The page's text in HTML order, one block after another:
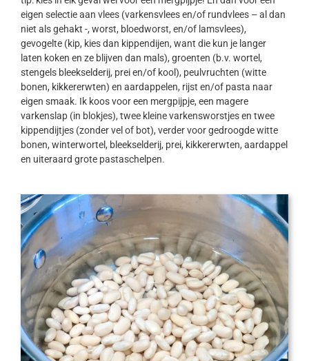
eigen selectie aan vlees (varkensvlees en/of rundvlees – al dan
niet als gehakt -, worst, bloedworst, en/of lamsvlees),
gevogelte (kip, kies dan kippendijen, want die kun je langer
laten koken en ze blijven dan mals), groenten (b.v. wortel,
stengels bleekselderij, prei en/of kool), peulvruchten (witte
bonen, kikkererwten) en aardappelen, rijst en/of pasta naar
eigen smaak. Ik koos voor een mergpijpje, een magere
varkenslap (in blokjes), twee kleine varkensworstjes en twee
kippendijtjes (zonder vel of bot), verder voor gedroogde witte
bonen, winterwortel, bleekselderij, prei, kikkererwten, aardappel
en uiteraard grote pastaschelpen.